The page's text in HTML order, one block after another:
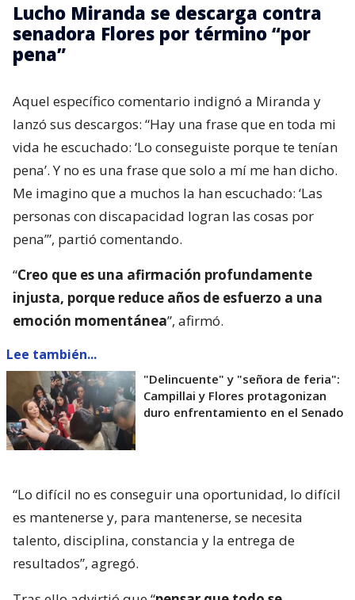
Lucho Miranda se descarga contra
senadora Flores por término “por
pena”
Aquel específico comentario indignó a Miranda y
lanzó sus descargos: “Hay una frase que en toda mi
vida he escuchado: ‘Lo conseguiste porque te tenían
pena’. Y no es una frase que solo a mí me han dicho.
Me imagino que a muchos la han escuchado: ‘Las
personas con discapacidad logran las cosas por
pena’”, partió comentando.
“Creo que es una afirmación profundamente
injusta, porque reduce años de esfuerzo a una
emoción momentánea”, afirmó.
Lee también...
"Delincuente" y "señora de feria":
Campillai y Flores protagonizan
duro enfrentamiento en el Senado
“Lo difícil no es conseguir una oportunidad, lo difícil
es mantenerse y, para mantenerse, se necesita
talento, disciplina, constancia y la entrega de
resultados”, agregó.